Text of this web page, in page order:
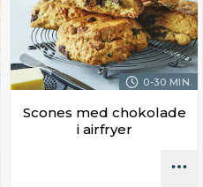
0-30 MIN.
Scones med chokolade
i airfryer